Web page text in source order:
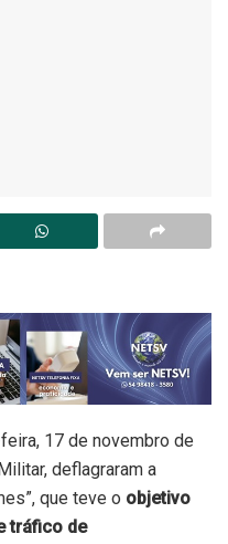
17 de novembro de
deflagraram a
que teve o objetivo
tráfico de